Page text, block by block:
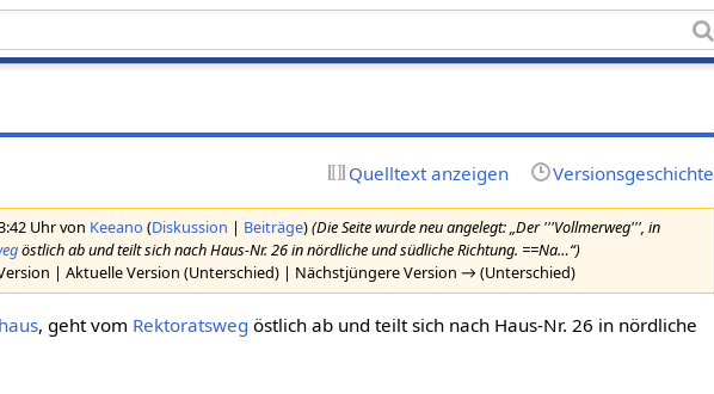
Quelltext anzeigen Versionsgeschichte
Uhr von Keeano (Diskussion | Beiträge)(Die Seite wurde neu angelegt: „Der '''Vollmerweg''', in
östlich ab und teilt sich nach Haus-Nr. 26 in nördliche und südliche Richtung. ==Na…“)
| Aktuelle Version (Unterschied) | Nächstjüngere Version → (Unterschied)
, geht vom Rektoratsweg östlich ab und teilt sich nach Haus-Nr. 26 in nördliche